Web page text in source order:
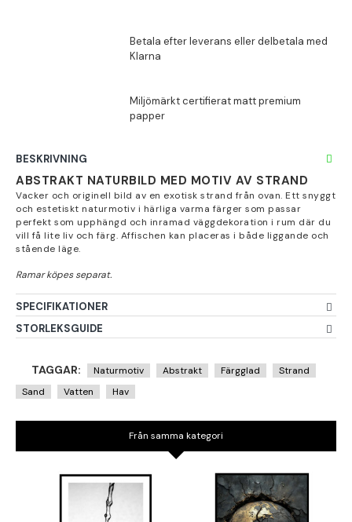
BESKRIVNING
ABSTRAKT NATURBILD MED MOTIV AV STRAND
Vacker och originell bild av en exotisk strand från ovan. Ett snyggt
och estetiskt naturmotiv i härliga varma färger som passar
perfekt som upphängd och inramad väggdekoration i rum där du
vill få lite liv och färg. Affischen kan placeras i både liggande och
stående läge.
SPECIFIKATIONER
STORLEKSGUIDE
TAGGAR: Naturmotiv Abstrakt Färgglad
Strand
Sand
Vatten Hav
Från samma kategori